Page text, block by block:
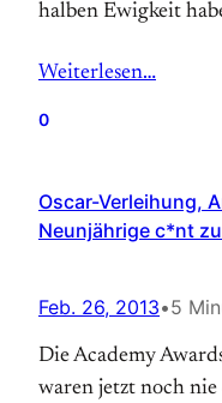
halben Ewigkeit
Weiterlesen…
0
Oscar-Verleihung,
Neunjährige c*nt
Feb. 26, 2013•5
Die Academy
waren jetzt noch